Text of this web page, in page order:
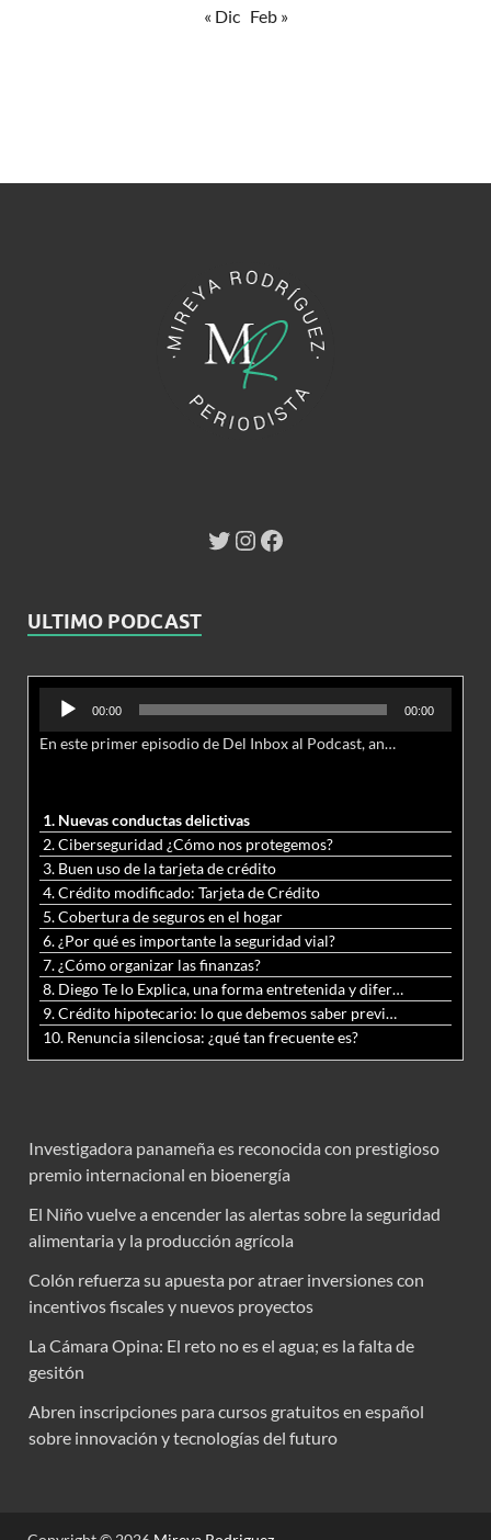
« Dic Feb »
ULTIMO PODCAST
Reproductor
audio
00:00 00:00
En este primer episodio de Del Inbox al Podcast, analizamos junto al abogado Jonathan Brown las nuevas conductas delictivas cibernéticas y la necesidad de hacer modificaciones al Código Penal.
1. Nuevas conductas delictivas
2. Ciberseguridad ¿Cómo nos protegemos?
3. Buen uso de la tarjeta de crédito
4. Crédito modificado: Tarjeta de Crédito
5. Cobertura de seguros en el hogar
6. ¿Por qué es importante la seguridad vial?
7. ¿Cómo organizar las finanzas?
8. Diego Te lo Explica, una forma entretenida y diferente de aprender matemáticas y ciencias
9. Crédito hipotecario: lo que debemos saber previo a adquirir nuestra vivienda
10. Renuncia silenciosa: ¿qué tan frecuente es?
Investigadora panameña es reconocida con prestigioso
premio internacional en bioenergía
El Niño vuelve a encender las alertas sobre la seguridad
alimentaria y la producción agrícola
Colón refuerza su apuesta por atraer inversiones con
incentivos fiscales y nuevos proyectos
La Cámara Opina: El reto no es el agua; es la falta de
gesitón
Abren inscripciones para cursos gratuitos en español
sobre innovación y tecnologías del futuro